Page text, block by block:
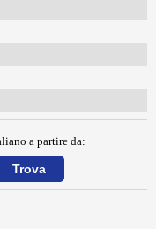
a partire da: